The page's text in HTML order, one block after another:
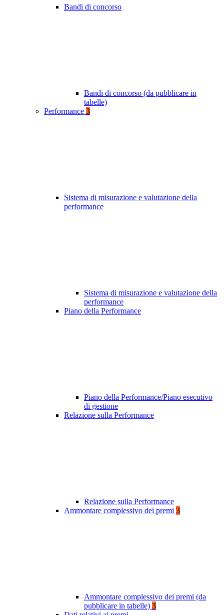
Bandi di concorso
Bandi di concorso (da pubblicare in
tabelle)
Performance 3
Sistema di misurazione e valutazione della
performance
Sistema di misurazione e valutazione della
performance
Piano della Performance
Piano della Performance/Piano esecutivo
di gestione
Relazione sulla Performance
Relazione sulla Performance
Ammontare complessivo dei premi 3
Ammontare complessivo dei premi (da
pubblicare in tabelle) 3